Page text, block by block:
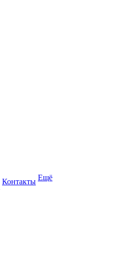
Контакты Ещё